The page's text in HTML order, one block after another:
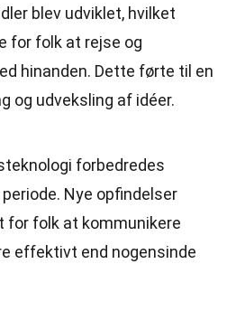
blev udviklet, hvilket
for folk at rejse og
hinanden. Dette førte til en
og udveksling af idéer.
forbedredes
Nye opfindelser
for folk at kommunikere
effektivt end nogensinde